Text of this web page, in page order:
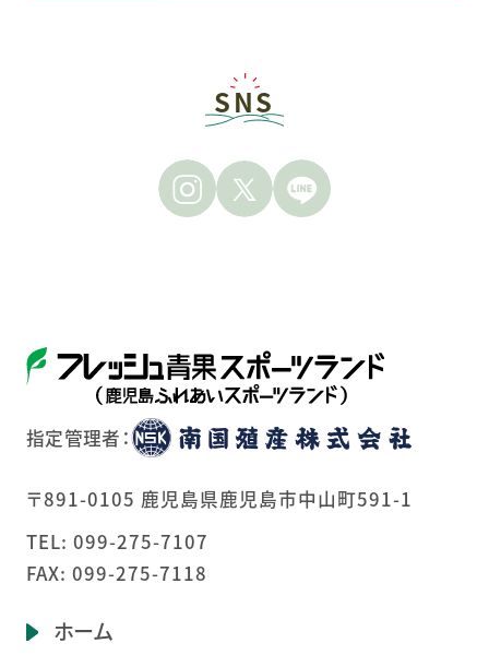
SNS
指定管理者：
〒891-0105 鹿児島県鹿児島市中山町591-1
TEL: 099-275-7107
FAX: 099-275-7118
ホーム